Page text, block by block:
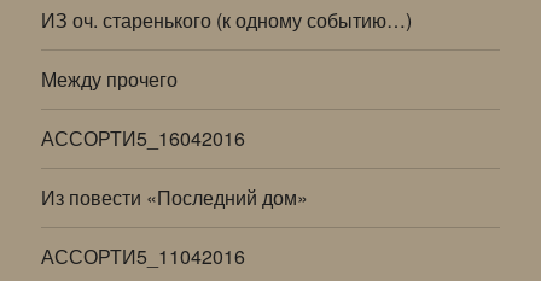
ИЗ оч. старенького (к одному событию…)
Между прочего
АССОРТИ5_16042016
Из повести «Последний дом»
АССОРТИ5_11042016